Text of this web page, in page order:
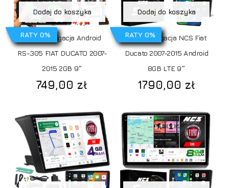
RATY 0%
Dodaj do koszyka
Radio Nawigacja Android
RS-305 FIAT DUCATO 2007-
2015 2GB 9″
749,00zł
RATY 0%
Dodaj do koszyka
Radio nawigacja NCS Fiat
Ducato 2007-2015 Android
8GB LTE 9″
1790,00zł